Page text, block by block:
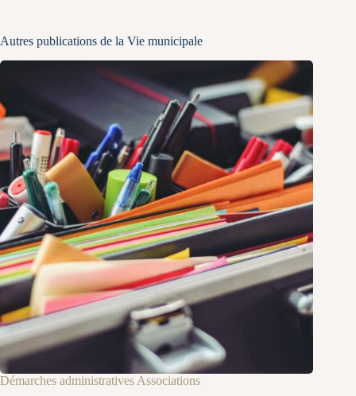
Autres publications de la Vie municipale
Démarches administratives Associations